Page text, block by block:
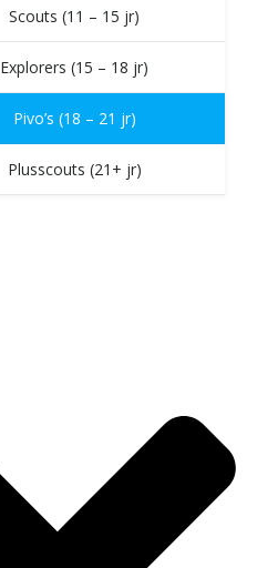
Scouts (11 – 15 jr)
Explorers (15 – 18 jr)
Pivo’s (18 – 21 jr)
Plusscouts (21+ jr)